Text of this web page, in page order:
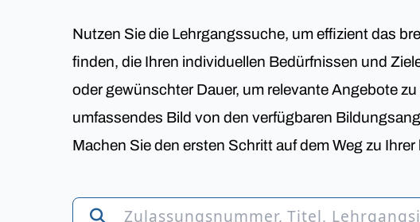
Nutzen Sie die Lehrgangssuche, um effizient das
finden, die Ihren individuellen Bedürfnissen und
oder gewünschter Dauer, um relevante Angebote
umfassendes Bild von den verfügbaren
Machen Sie den ersten Schritt auf dem Weg zu